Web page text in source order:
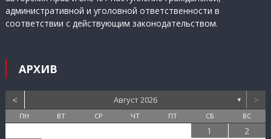
административной и уголовной ответственности в
соответствии с действующим законодательством.
АРХИВ
< Август 2026 ▼ >
ПН ВТ СР ЧТ ПТ СБ ВС
1
2